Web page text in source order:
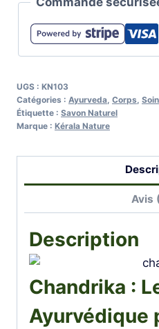
Savon
Ayurvédique
UGS : KN103
Catégories : Ayurveda Corps
Étiquette : Savon Naturel
Marque : Kérala Nature
Avis
Description
Chandrika :
Ayurvédique